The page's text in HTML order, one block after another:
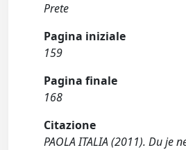
Prete
Pagina iniziale
159
Pagina finale
168
Citazione
PAOLA ITALIA (2011). Du je